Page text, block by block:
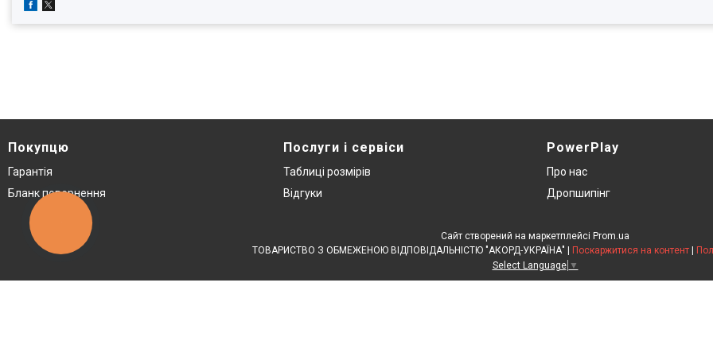
Покупцю
Гарантія
Бланк повернення
Послуги і сервіси
Таблиці розмірів
Відгуки
PowerPlay
Про нас
Дропшипінг
Сайт створений на маркетплейсі Prom.ua
Поскаржитися на контент
Select Language ▼